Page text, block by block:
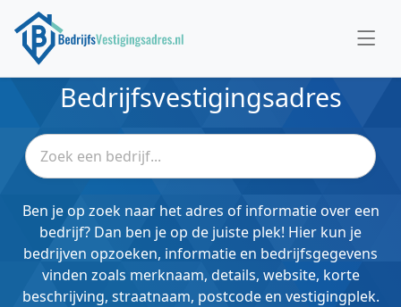
Bedrijfsvestigingsadres
Ben je op zoek naar het adres of informatie over een
bedrijf? Dan ben je op de juiste plek! Hier kun je
bedrijven opzoeken, informatie en bedrijfsgegevens
vinden zoals merknaam, details, website, korte
beschrijving, straatnaam, postcode en vestigingplek.